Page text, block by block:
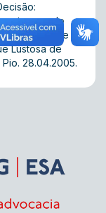
termos do
Presidente
Lustosa de
28.04.2005.